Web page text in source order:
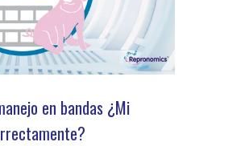
en bandas ¿Mi